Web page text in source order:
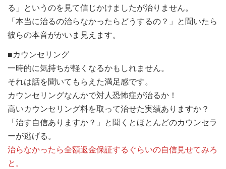
る」というのを見て信じかけましたが治りません。
「本当に治るの治らなかったらどうするの？」と聞いたら
彼らの本音がかいま見えます。
■カウンセリング
一時的に気持ちが軽くなるかもしれません。
それは話を聞いてもらえた満足感です。
カウンセリングなんかで対人恐怖症が治るか！
高いカウンセリング料を取って治せた実績ありますか？
「治す自信ありますか？」と聞くとほとんどのカウンセラ
ーが逃げる。
治らなかったら全額返金保証するぐらいの自信見せてみろ
と。